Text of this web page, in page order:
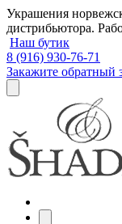
Украшения
дистрибьютора.
Наш бутик
8 (916) 930-76-71
Закажите обратный